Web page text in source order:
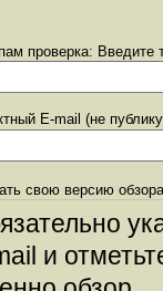
проверка: Введите
E-mail (не
свою версию
и